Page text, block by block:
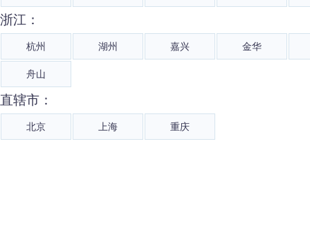
浙江：
杭州 湖州 嘉兴 金华
舟山
直辖市：
北京 上海 重庆